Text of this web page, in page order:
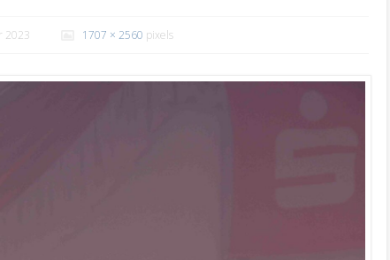
2023 1707 × 2560 pixels